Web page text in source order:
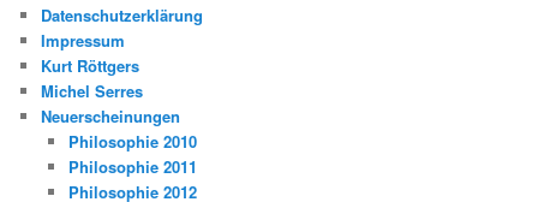
Datenschutzerklärung
Impressum
Kurt Röttgers
Michel Serres
Neuerscheinungen
Philosophie 2010
Philosophie 2011
Philosophie 2012